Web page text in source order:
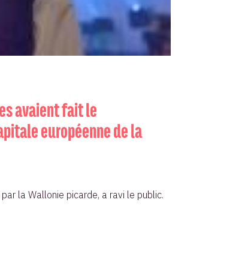
avaient fait le
européenne de la
la Wallonie picarde, a ravi le public.